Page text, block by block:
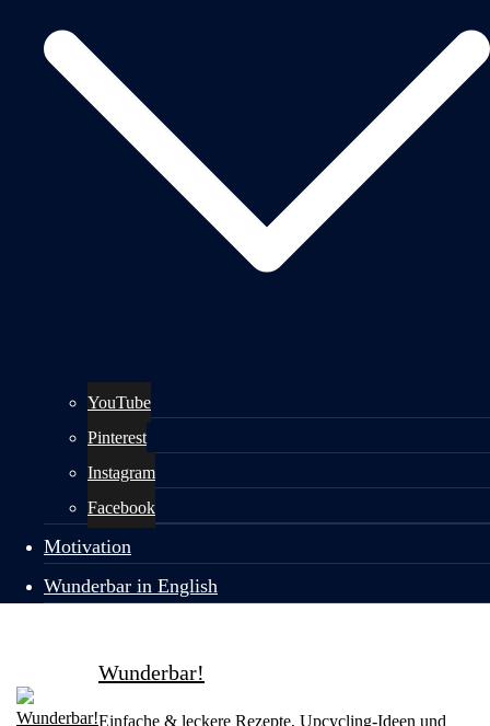
YouTube
Pinterest
Instagram
Facebook
Motivation
Wunderbar in English
Wunderbar!
Einfache & leckere Rezepte, Upcycling-Ideen und